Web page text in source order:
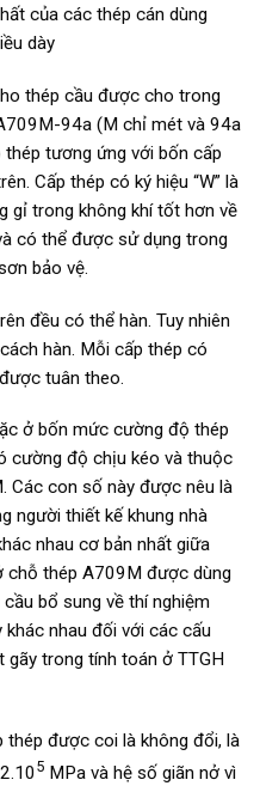
của các thép cán dùng
dày
thép cầu được cho trong
94a (M chỉ mét và 94a
tương ứng với bốn cấp
Cấp thép có ký hiệu “W” là
gỉ trong không khí tốt hơn về
có thể được sử dụng trong
bảo vệ.
đều có thể hàn. Tuy nhiên
hàn. Mỗi cấp thép có
tuân theo.
ở bốn mức cường độ thép
cường độ chịu kéo và thuộc
Các con số này được nêu là
người thiết kế khung nhà
nhau cơ bản nhất giữa
chỗ thép A709M được dùng
bổ sung về thí nghiệm
khác nhau đối với các cấu
gãy trong tính toán ở TTGH
được coi là không đổi, là
5 MPa và hệ số giãn nở vì